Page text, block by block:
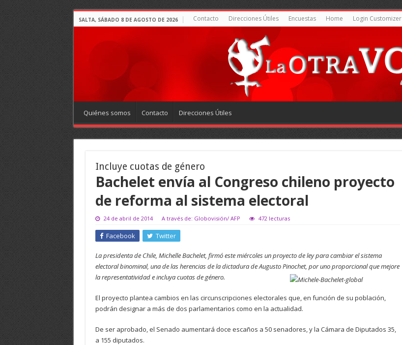
SALTA, SÁBADO 8 DE AGOSTO DE 2026 Contacto Direcciones Útiles Encuestas Home Login Customizer
Quiénes somos Contacto Direcciones Útiles
Incluye cuotas de género
Bachelet envía al Congreso chileno proyecto
de reforma al sistema electoral
24 de abril de 2014 A través de: Globovisión/ AFP 472 lecturas
Facebook Twitter
La presidenta de Chile, Michelle Bachelet, firmó este miércoles un proyecto de ley para cambiar el sistema
electoral binominal, una de las herencias de la dictadura de Augusto Pinochet, por uno proporcional que mejore
la representatividad e incluya cuotas de género.
El proyecto plantea cambios en las circunscripciones electorales que, en función de su población,
podrán designar a más de dos parlamentarios como en la actualidad.
De ser aprobado, el Senado aumentará doce escaños a 50 senadores, y la Cámara de Diputados 35,
a 155 diputados.